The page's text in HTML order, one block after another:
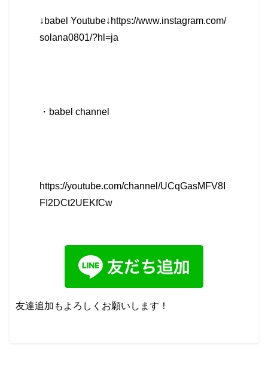
↓babel Youtube↓https://www.instagram.com/
solana0801/?hl=ja
・ babel channel
https://youtube.com/channel/UCqGasMFV8I
FI2DCt2UEKfCw
友達追加もよろしくお願いします！